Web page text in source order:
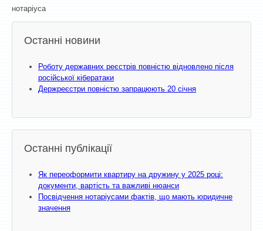
нотаріуса
Останні новини
Роботу державних реєстрів повністю відновлено після
російської кібератаки
Держреєстри повністю запрацюють 20 січня
Останні публікації
Як переоформити квартиру на дружину у 2025 році:
документи, вартість та важливі нюанси
Посвідчення нотаріусами фактів, що мають юридичне
значення